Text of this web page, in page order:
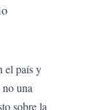
el país y
una
sobre la